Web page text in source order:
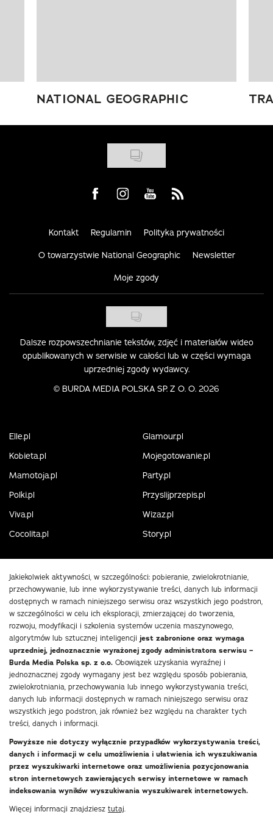
NATIONAL GEOGRAPHIC
Visit us on Facebook
Visit us on Instagram
Visit us on Youtube
Visit us on Rss
Kontakt Regulamin Polityka prywatności
O towarzystwie National Geographic Newsletter
Moje zgody
Dalsze rozpowszechnianie tekstów, zdjęć i materiałów wideo
opublikowanych w serwisie w całości lub w części wymaga
uprzedniej zgody wydawcy.
© BURDA MEDIA POLSKA SP. Z O. O. 2026
Elle.pl
Glamour.pl
Kobieta.pl
Mojegotowanie.pl
Mamotoja.pl
Party.pl
Polki.pl
Przyslijprzepis.pl
Viva.pl
Wizaz.pl
Cocolita.pl
Story.pl
Jakiekolwiek aktywności, w szczególności: pobieranie, zwielokrotnianie,
przechowywanie, lub inne wykorzystywanie treści, danych lub informacji
dostępnych w ramach niniejszego serwisu oraz wszystkich jego podstron,
w szczególności w celu ich eksploracji, zmierzającej do tworzenia,
rozwoju, modyfikacji i szkolenia systemów uczenia maszynowego,
algorytmów lub sztucznej inteligencji jest zabronione oraz wymaga
uprzedniej, jednoznacznie wyrażonej zgody administratora serwisu –
Burda Media Polska sp. z o.o. Obowiązek uzyskania wyraźnej i
jednoznacznej zgody wymagany jest bez względu sposób pobierania,
zwielokrotniania, przechowywania lub innego wykorzystywania treści,
danych lub informacji dostępnych w ramach niniejszego serwisu oraz
wszystkich jego podstron, jak również bez względu na charakter tych
treści, danych i informacji.
Powyższe nie dotyczy wyłącznie przypadków wykorzystywania treści,
danych i informacji w celu umożliwienia i ułatwienia ich wyszukiwania
przez wyszukiwarki internetowe oraz umożliwienia pozycjonowania
stron internetowych zawierających serwisy internetowe w ramach
indeksowania wyników wyszukiwania wyszukiwarek internetowych.
Więcej informacji znajdziesz tutaj.